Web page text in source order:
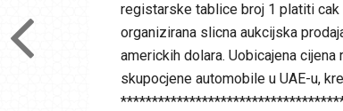
registarske tablice broj 1 platiti cak
organizirana slicna aukcijska
americkih dolara. Uobicajena
skupocjene automobile u UAE-u,